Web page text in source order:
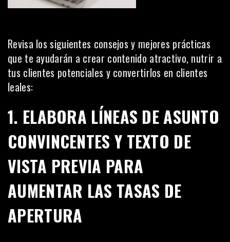
Revisa los siguientes consejos y mejores prácticas
que te ayudarán a crear contenido atractivo, nutrir a
tus clientes potenciales y convertirlos en clientes
leales:
1. ELABORA LÍNEAS DE ASUNTO
CONVINCENTES Y TEXTO DE
VISTA PREVIA PARA
AUMENTAR LAS TASAS DE
APERTURA